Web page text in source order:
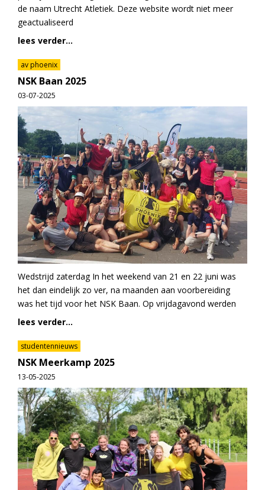
de naam Utrecht Atletiek. Deze website wordt niet meer
geactualiseerd
lees verder...
av phoenix
NSK Baan 2025
03-07-2025
Wedstrijd zaterdag In het weekend van 21 en 22 juni was
het dan eindelijk zo ver, na maanden aan voorbereiding
was het tijd voor het NSK Baan. Op vrijdagavond werden
lees verder...
studentennieuws
NSK Meerkamp 2025
13-05-2025